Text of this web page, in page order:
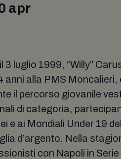
apr
3 luglio 1999, “Willy”
anni alla PMS Moncalieri,
il percorso giovanile
di categoria,
e ai Mondiali Under 19
d’argento. Nella
con Napoli in